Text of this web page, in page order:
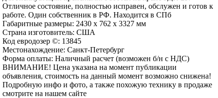
Отличное состояние, полностью исправен, обслужен и готов к
работе. Один собственник в РФ. Находится в СПб
Габаритные размеры: 2430 х 762 х 3327 мм
Страна изготовитель: США
Код евродозер ©: 13845
Местонахождение: Санкт-Петербург
Форма оплаты: Наличный расчет (возможен б/н с НДС)
ВНИМАНИЕ! Цена указана на момент публикации
объявления, стоимость на данный момент возможно снижена!
Подробную инфо и фото, а также похожую технику в продаже
смотрите на нашем сайте